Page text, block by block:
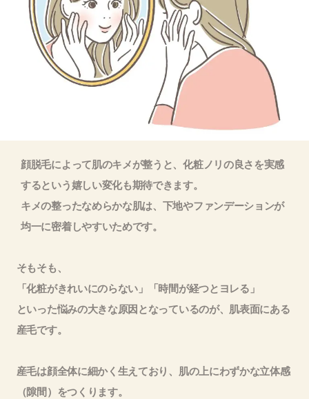
顔脱毛によって肌のキメが整うと、化粧ノリの良さを実感
するという嬉しい変化も期待できます。
キメの整ったなめらかな肌は、下地やファンデーションが
均一に密着しやすいためです。
そもそも、
「化粧がきれいにのらない」「時間が経つとヨレる」
といった悩みの大きな原因となっているのが、肌表面にある
産毛です。
産毛は顔全体に細かく生えており、肌の上にわずかな立体感
（隙間）をつくります。